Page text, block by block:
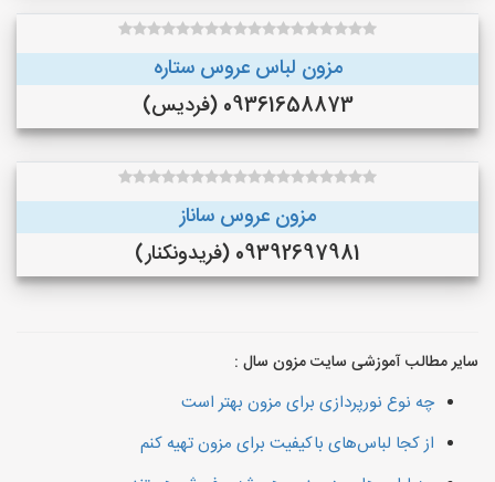
مزون لباس عروس ستاره
09361658873 (فردیس)
مزون عروس ساناز
09392697981 (فريدونكنار)
سایر مطالب آموزشی سایت مزون سال :
چه نوع نورپردازی برای مزون بهتر است
از کجا لباس‌های باکیفیت برای مزون تهیه کنم